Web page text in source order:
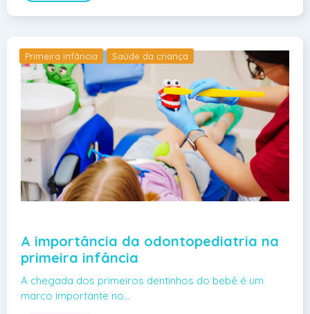
Primeira infância Saúde da criança
A importância da odontopediatria na
primeira infância
A chegada dos primeiros dentinhos do bebê é um
marco importante no…